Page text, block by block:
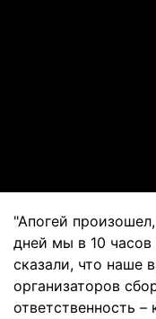
"Апогей
дней мы в 10
сказали, что наше
организаторов
ответственность –